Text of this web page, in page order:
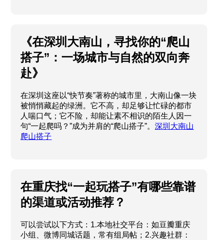
《在深圳大南山，寻找你的“爬山
搭子”：一场城市与自然的双向奔
赴》
在深圳这座以“快节奏”著称的城市里，大南山像一块
被悄悄藏起的绿洲。它不高，却足够让忙碌的都市
人喘口气；它不险，却能让素不相识的陌生人因一
句“一起爬吗？”成为并肩的“爬山搭子”。深圳大南山
爬山搭子
在重庆找“一起玩搭子”有哪些靠谱
的渠道或活动推荐？
可以尝试以下方式：1.本地社交平台：如豆瓣重庆
小组、微博同城话题，常有组局帖；2.兴趣社群：